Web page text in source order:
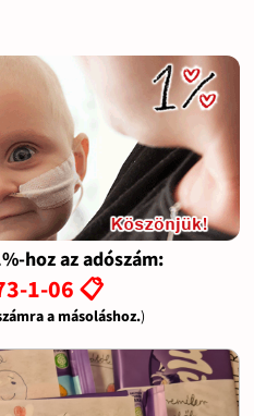
hoz az adószám:
1-06 📋
a másoláshoz.)